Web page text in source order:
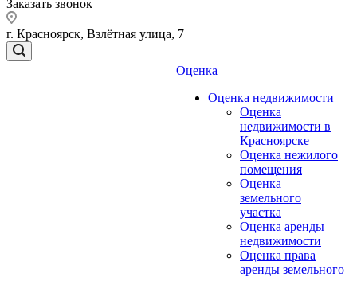
Заказать звонок
г. Красноярск, Взлётная улица, 7
Оценка
Оценка недвижимости
Оценка
недвижимости в
Красноярске
Оценка нежилого
помещения
Оценка
земельного
участка
Оценка аренды
недвижимости
Оценка права
аренды земельного